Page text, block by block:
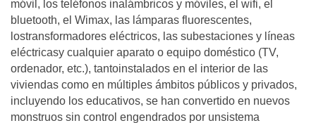
móvil, los teléfonos inalámbricos y móviles, el wifi, el
bluetooth, el Wimax, las lámparas fluorescentes,
lostransformadores eléctricos, las subestaciones y líneas
eléctricasy cualquier aparato o equipo doméstico (TV,
ordenador, etc.), tantoinstalados en el interior de las
viviendas como en múltiples ámbitos públicos y privados,
incluyendo los educativos, se han convertido en nuevos
monstruos sin control engendrados por unsistema